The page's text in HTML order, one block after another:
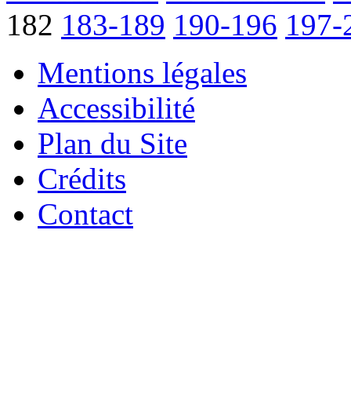
182 183-189 190-196 197-
Mentions légales
Accessibilité
Plan du Site
Crédits
Contact